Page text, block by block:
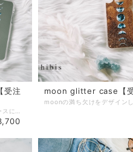
注
moon glitter case【受